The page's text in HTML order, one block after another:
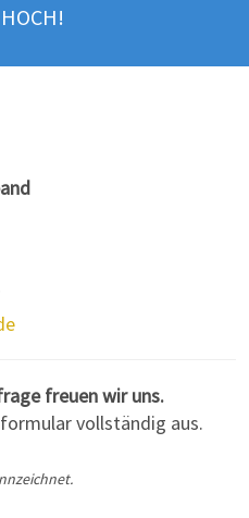
freuen wir uns.
vollständig aus.